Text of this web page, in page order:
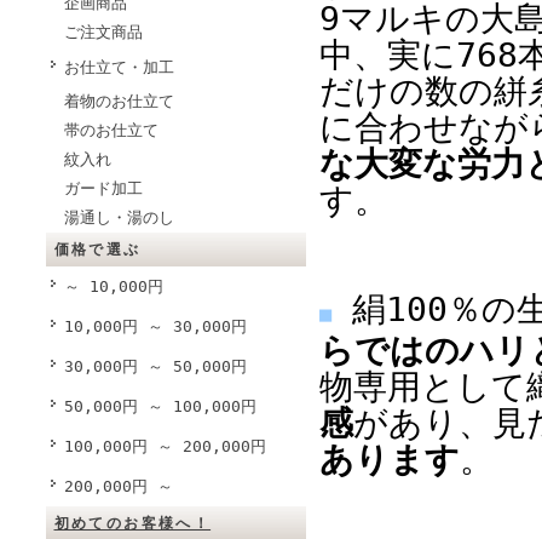
ご注文商品
お仕立て・加工
着物のお仕立て
帯のお仕立て
紋入れ
ガード加工
湯通し・湯のし
価格で選ぶ
～ 10,000円
10,000円 ～ 30,000円
30,000円 ～ 50,000円
50,000円 ～ 100,000円
100,000円 ～ 200,000円
200,000円 ～
初めてのお客様へ！
9マルキの大
中、実に768
だけの数の絣
に合わせなが
な大変な労力
す。
■ 絹100％の
らではのハリ
物専用として
感があり、見
あります。